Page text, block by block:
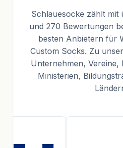
Schlauesocke zählt mit
und 270 Bewertungen
besten Anbietern für
Custom Socks. Zu
Unternehmen, Vereine,
Ministerien,